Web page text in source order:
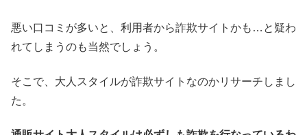
悪い口コミが多いと、利用者から詐欺サイトかも…と疑わ
れてしまうのも当然でしょう。
そこで、大人スタイルが詐欺サイトなのかリサーチしまし
た。